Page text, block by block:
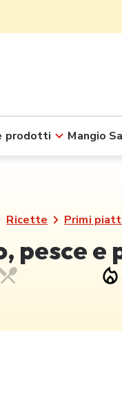
prodotti Mangio
Ricette Primi
pesce e